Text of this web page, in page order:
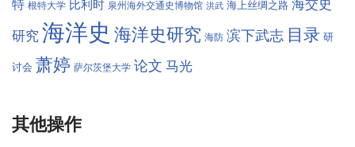
特 根特大学 比利时 泉州海外交通史博物馆 洪武 海上丝绸之路 海交史
研究 海洋史 海洋史研究 海防 滨下武志 目录 研
讨会 萧婷 萨尔茨堡大学 论文 马光
其他操作